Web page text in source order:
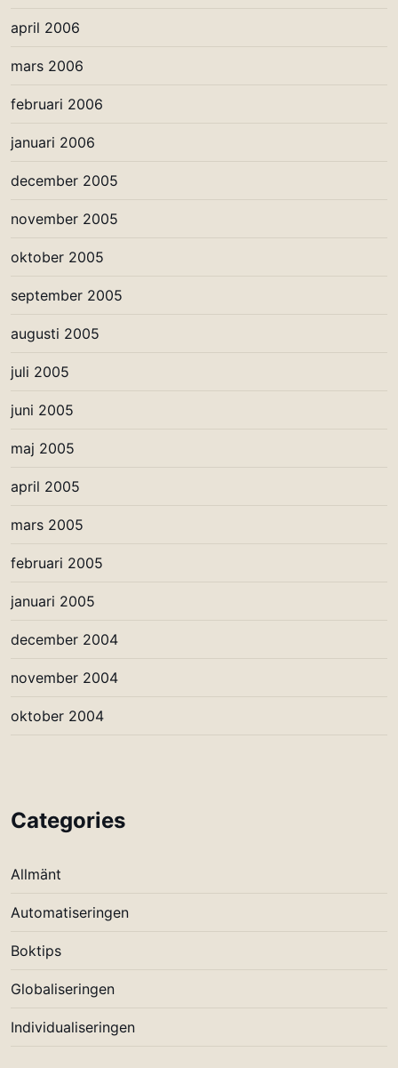
april 2006
mars 2006
februari 2006
januari 2006
december 2005
november 2005
oktober 2005
september 2005
augusti 2005
juli 2005
juni 2005
maj 2005
april 2005
mars 2005
februari 2005
januari 2005
december 2004
november 2004
oktober 2004
Categories
Allmänt
Automatiseringen
Boktips
Globaliseringen
Individualiseringen